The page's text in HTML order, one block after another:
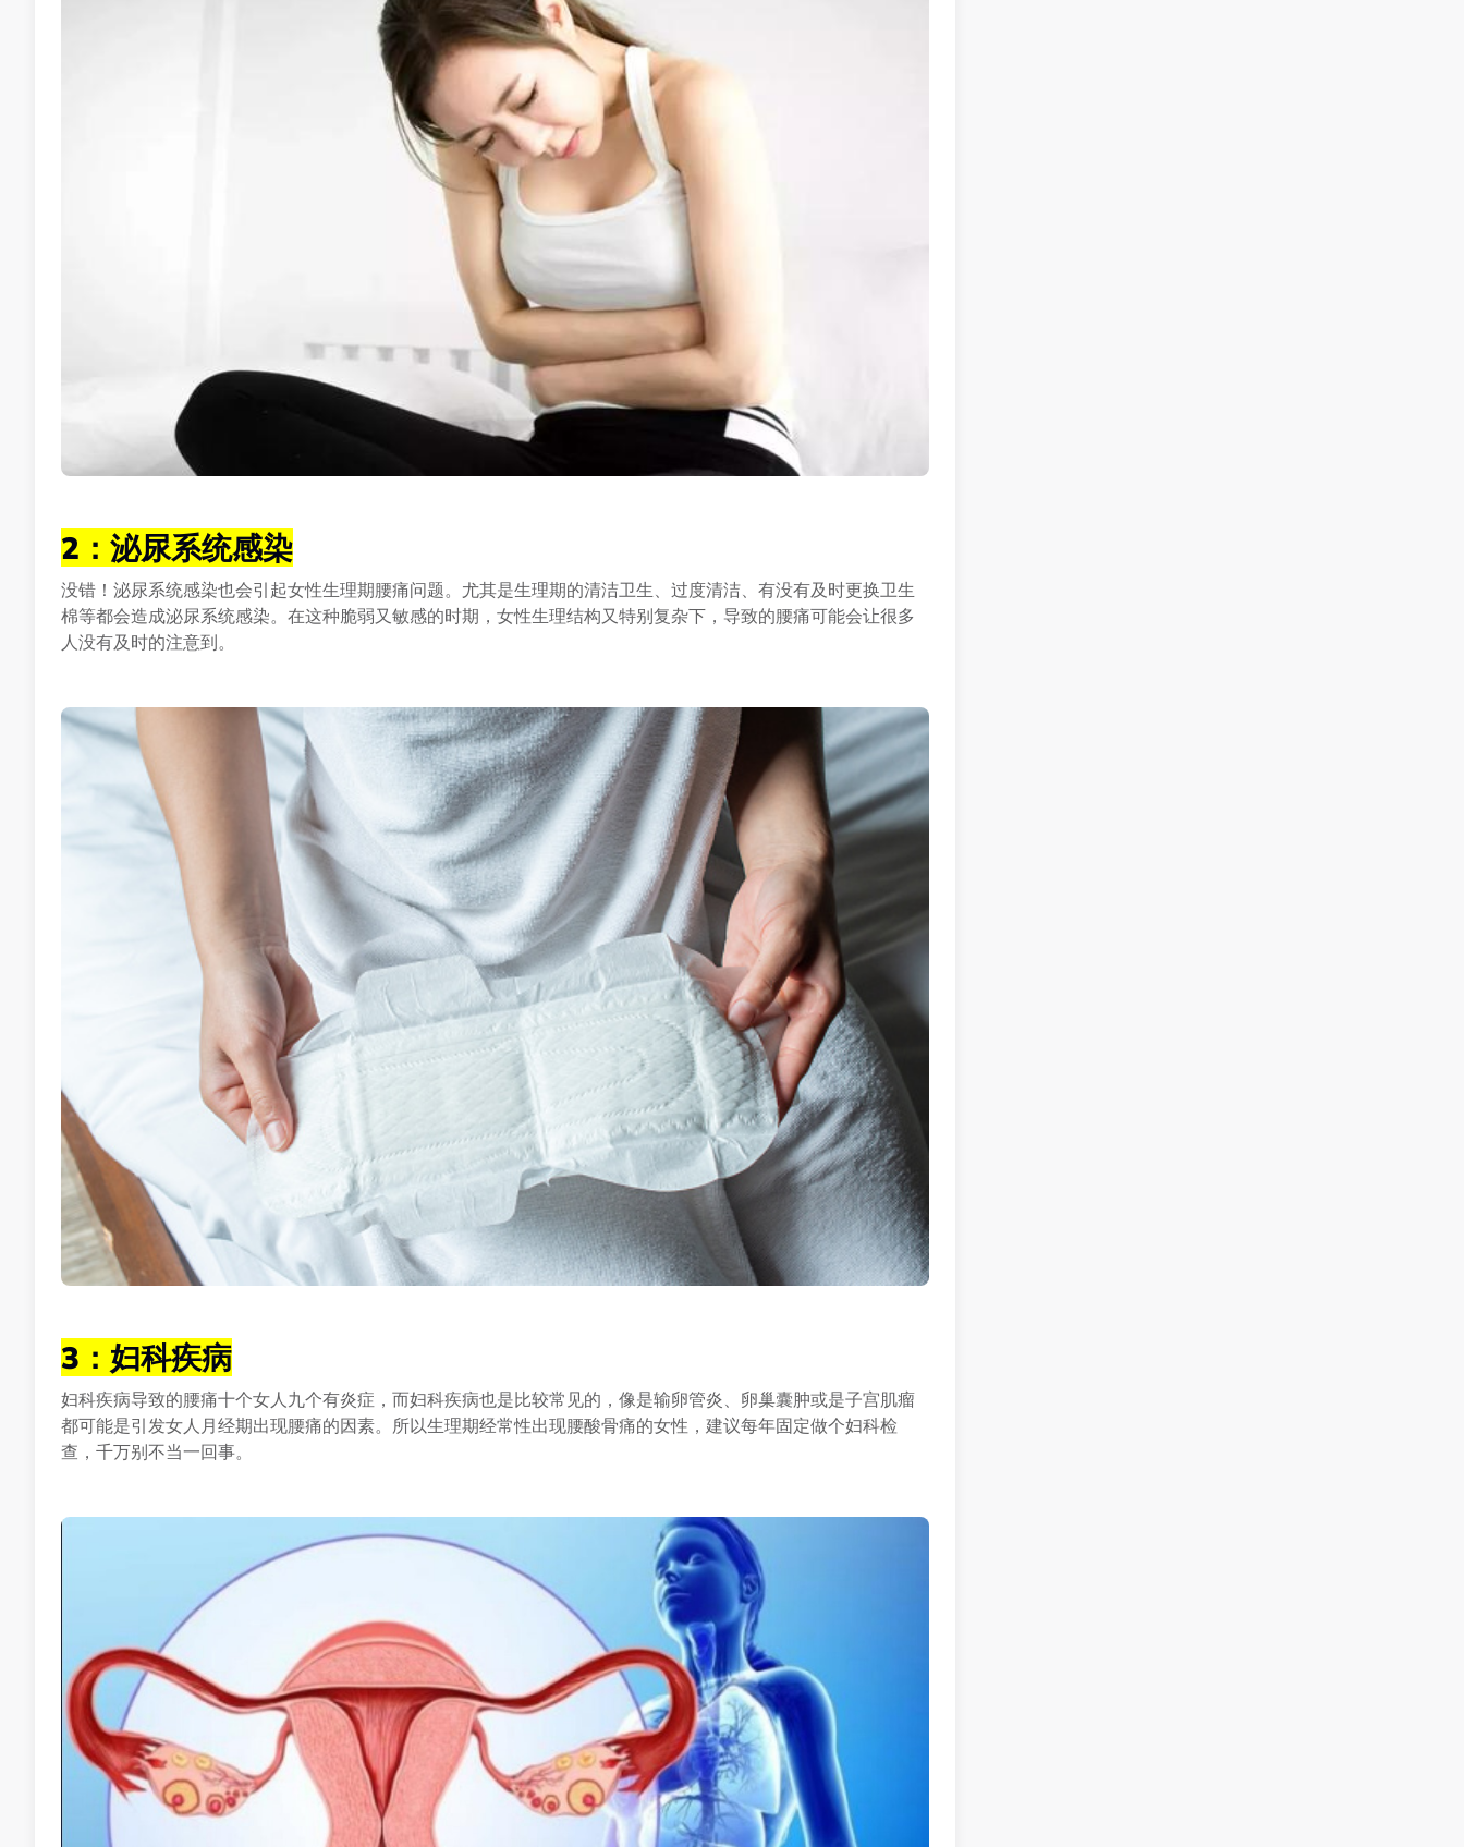
2：泌尿系统感染
没错！泌尿系统感染也会引起女性生理期腰痛问题。尤其是生理期的清洁卫生、过度清洁、有没有及时更换卫生
棉等都会造成泌尿系统感染。在这种脆弱又敏感的时期，女性生理结构又特别复杂下，导致的腰痛可能会让很多
人没有及时的注意到。
3：妇科疾病
妇科疾病导致的腰痛十个女人九个有炎症，而妇科疾病也是比较常见的，像是输卵管炎、卵巢囊肿或是子宫肌瘤
都可能是引发女人月经期出现腰痛的因素。所以生理期经常性出现腰酸骨痛的女性，建议每年固定做个妇科检
查，千万别不当一回事。